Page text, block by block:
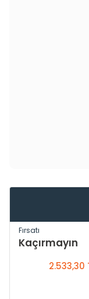
Fırsatı
Kaçırmayın